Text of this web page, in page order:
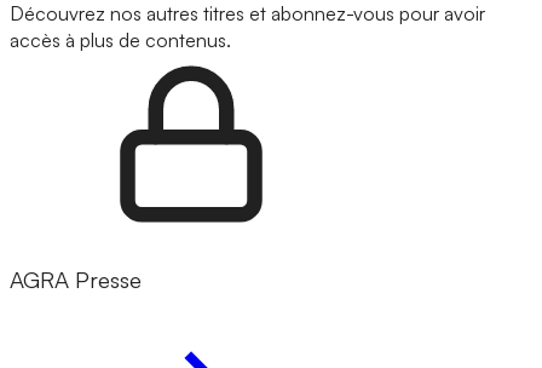
Découvrez nos autres titres et abonnez-vous pour avoir
accès à plus de contenus.
AGRA Presse